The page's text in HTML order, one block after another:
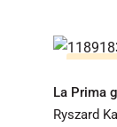
La
La Prima
Ryszard